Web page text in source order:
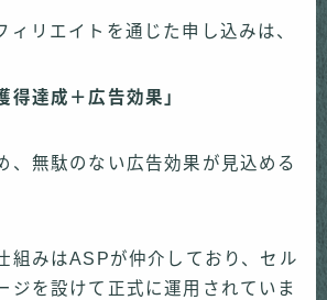
ィリエイトを通じた申し込みは、
得達成＋広告効果」
、無駄のない広告効果が見込める
組みはASPが仲介しており、セル
ジを設けて正式に運用されていま